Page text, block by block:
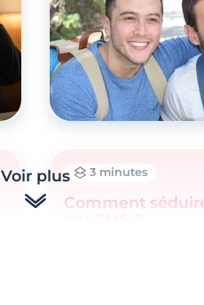
3 minutes
Comment
Voir plus